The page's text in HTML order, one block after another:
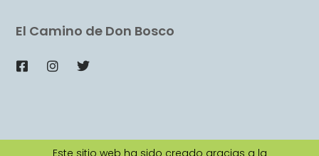
El Camino de Don Bosco